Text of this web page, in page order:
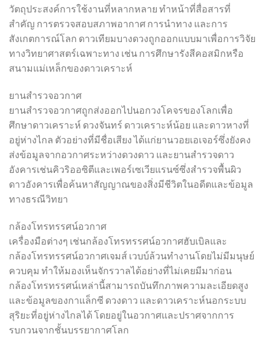
วัตถุประสงค์การใช้งานที่หลากหลาย ทำหน้าที่สื่อสารที่
สำคัญ การตรวจสอบสภาพอากาศ การนำทาง และการ
สังเกตการณ์โลก ดาวเทียมบางดวงถูกออกแบบมาเพื่อการวิจัย
ทางวิทยาศาสตร์เฉพาะทาง เช่น การศึกษารังสีคอสมิกหรือ
สนามแม่เหล็กของดาวเคราะห์
ยานสำรวจอวกาศ
ยานสำรวจอวกาศถูกส่งออกไปนอกวงโคจรของโลกเพื่อ
ศึกษาดาวเคราะห์ ดวงจันทร์ ดาวเคราะห์น้อย และดาวหางที่
อยู่ห่างไกล ตัวอย่างที่มีชื่อเสียง ได้แก่ยานวอยเอเจอร์ซึ่งยังคง
ส่งข้อมูลจากอวกาศระหว่างดวงดาว และยานสำรวจดาว
อังคารเช่นคิวริออซิตีและเพอร์เซเวียแรนซ์ซึ่งสำรวจพื้นผิว
ดาวอังคารเพื่อค้นหาสัญญาณของสิ่งมีชีวิตในอดีตและข้อมูล
ทางธรณีวิทยา
กล้องโทรทรรศน์อวกาศ
เครื่องมือต่างๆ เช่นกล้องโทรทรรศน์อวกาศฮับเบิลและ
กล้องโทรทรรศน์อวกาศเจมส์ เวบบ์ล้วนทำงานโดยไม่มีมนุษย์
ควบคุม ทำให้มองเห็นจักรวาลได้อย่างที่ไม่เคยมีมาก่อน
กล้องโทรทรรศน์เหล่านี้สามารถบันทึกภาพความละเอียดสูง
และข้อมูลของกาแล็กซี ดวงดาว และดาวเคราะห์นอกระบบ
สุริยะที่อยู่ห่างไกลได้ โดยอยู่ในอวกาศและปราศจากการ
รบกวนจากชั้นบรรยากาศโลก